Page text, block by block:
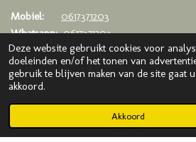
Deze website gebruikt cookies voor
doeleinden en/of het tonen van
gebruik te blijven maken van de site gaat
akkoord.
Akkoord
Mobiel:
0617371203
Whatsapp:0617371203
Email:
info@kadodijkje.nl
KVK: 75993376